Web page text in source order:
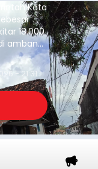
Kota
18.000
ambang
diambil
pada
- 21:31